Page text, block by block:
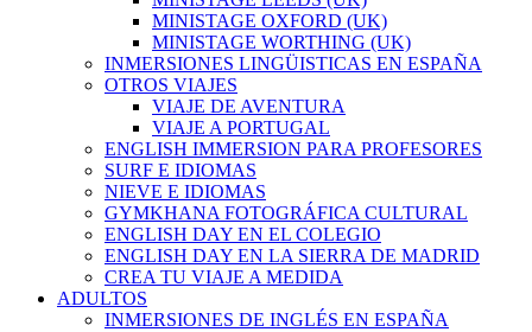
MINISTAGE OXFORD (UK)
MINISTAGE WORTHING (UK)
INMERSIONES LINGÜISTICAS EN ESPAÑA
OTROS VIAJES
VIAJE DE AVENTURA
VIAJE A PORTUGAL
ENGLISH IMMERSION PARA PROFESORES
SURF E IDIOMAS
NIEVE E IDIOMAS
GYMKHANA FOTOGRÁFICA CULTURAL
ENGLISH DAY EN EL COLEGIO
ENGLISH DAY EN LA SIERRA DE MADRID
CREA TU VIAJE A MEDIDA
ADULTOS
INMERSIONES DE INGLÉS EN ESPAÑA